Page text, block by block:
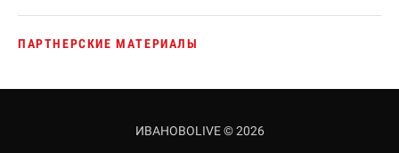
ПАРТНЕРСКИЕ МАТЕРИАЛЫ
ИВАНОВОLIVE © 2026